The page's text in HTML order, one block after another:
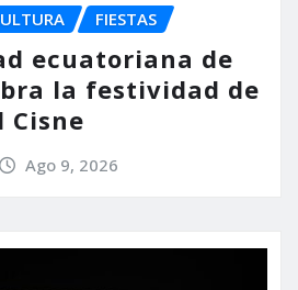
FIESTAS
ecuatoriana de
la festividad de
Cisne
Ago 9, 2026